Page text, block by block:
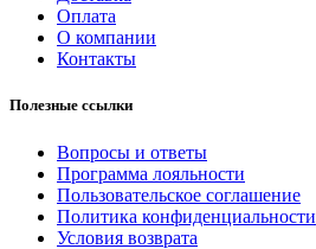
Оплата
О компании
Контакты
Полезные ссылки
Вопросы и ответы
Программа лояльности
Пользовательское соглашение
Политика конфиденциальности
Условия возврата